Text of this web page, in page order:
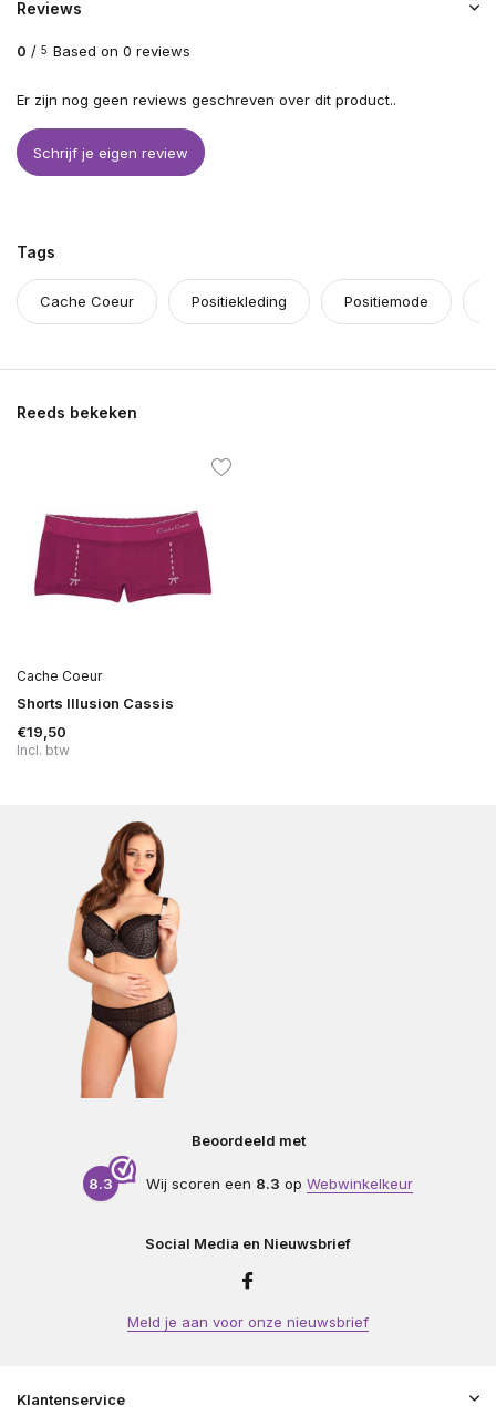
Reviews
0 / 5 Based on 0 reviews
Er zijn nog geen reviews geschreven over dit product..
Schrijf je eigen review
Tags
Cache Coeur Positiekleding Positiemode
Reeds bekeken
Cache Coeur
Shorts Illusion Cassis
€19,50
Incl. btw
Beoordeeld met
8.3 Wij scoren een 8.3 op Webwinkelkeur
Social Media en Nieuwsbrief
Meld je aan voor onze nieuwsbrief
Klantenservice